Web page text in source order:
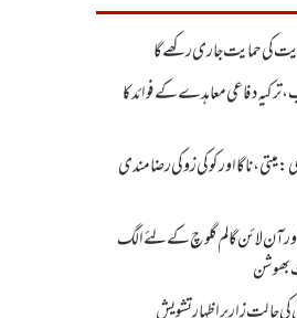
کی حمایت جاری رکھے گا
ترکیہ دفاعی معاہدے کے فوائد کا
ناگا اور کوکی زو کی رضامندی
لائن گالم گلوچ کے لئے الگ